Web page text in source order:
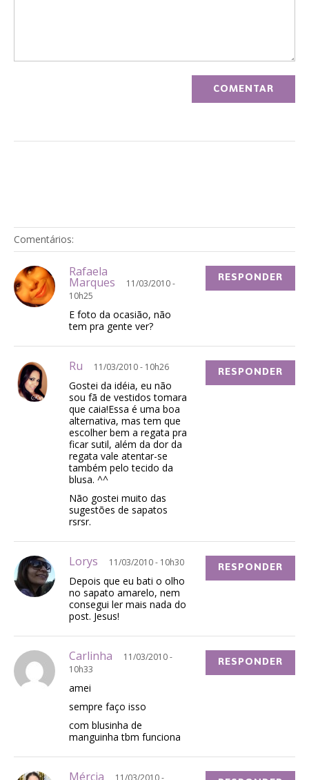
Comentários:
Rafaela
Marques
11/03/2010 -
10h25
E foto da ocasião, não
tem pra gente ver?
RESPONDER
Ru 11/03/2010 - 10h26
Gostei da idéia, eu não
sou fã de vestidos tomara
que caia!Essa é uma boa
alternativa, mas tem que
escolher bem a regata pra
ficar sutil, além da dor da
regata vale atentar-se
também pelo tecido da
blusa. ^^
Não gostei muito das
sugestões de sapatos
rsrsr.
RESPONDER
Lorys 11/03/2010 - 10h30
Depois que eu bati o olho
no sapato amarelo, nem
consegui ler mais nada do
post. Jesus!
RESPONDER
Carlinha
11/03/2010 -
10h33
amei
sempre faço isso
com blusinha de
manguinha tbm funciona
RESPONDER
Mércia